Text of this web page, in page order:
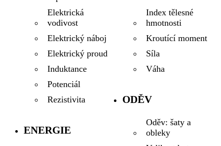
Elektrická
vodivost
Elektrický náboj
Elektrický proud
Induktance
Potenciál
Rezistivita
ENERGIE
Index tělesné
hmotnosti
Kroutící moment
Síla
Váha
ODĚV
Oděv: šaty a
obleky